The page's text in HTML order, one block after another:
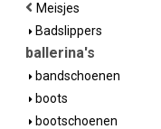
Meisjes
Badslippers
ballerina's
bandschoenen
boots
bootschoenen